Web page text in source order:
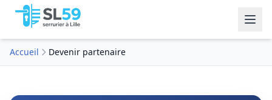
Accueil Devenir partenaire